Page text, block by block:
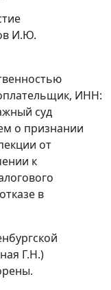
И.Ю.
ИНН:
суд
о признании
от
к
в
Г.Н.)